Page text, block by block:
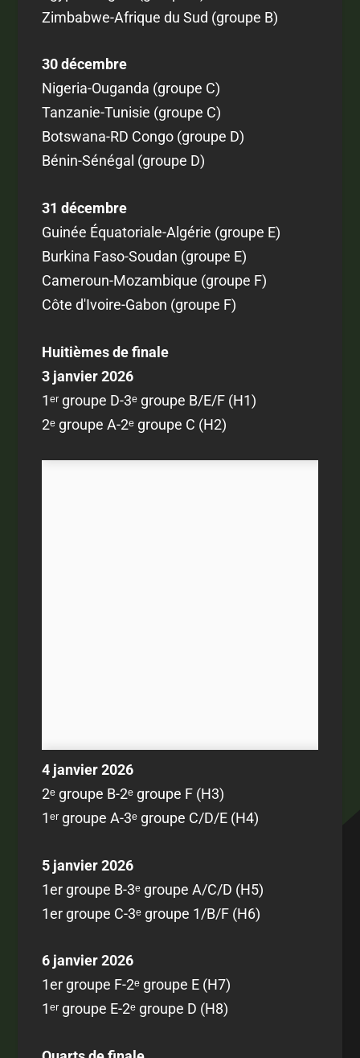
Zimbabwe-Afrique du Sud (groupe B)
30 décembre
Nigeria-Ouganda (groupe C)
Tanzanie-Tunisie (groupe C)
Botswana-RD Congo (groupe D)
Bénin-Sénégal (groupe D)
31 décembre
Guinée Équatoriale-Algérie (groupe E)
Burkina Faso-Soudan (groupe E)
Cameroun-Mozambique (groupe F)
Côte d'Ivoire-Gabon (groupe F)
Huitièmes de finale
3 janvier 2026
1ᵉʳ groupe D-3ᵉ groupe B/E/F (H1)
2ᵉ groupe A-2ᵉ groupe C (H2)
4 janvier 2026
2ᵉ groupe B-2ᵉ groupe F (H3)
1ᵉʳ groupe A-3ᵉ groupe C/D/E (H4)
5 janvier 2026
1er groupe B-3ᵉ groupe A/C/D (H5)
1er groupe C-3ᵉ groupe 1/B/F (H6)
6 janvier 2026
1er groupe F-2ᵉ groupe E (H7)
1ᵉʳ groupe E-2ᵉ groupe D (H8)